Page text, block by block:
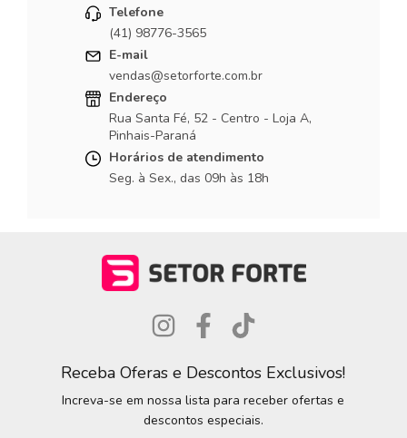
Telefone
(41) 98776-3565
E-mail
vendas@setorforte.com.br
Endereço
Rua Santa Fé, 52 - Centro - Loja A,
Pinhais-Paraná
Horários de atendimento
Seg. à Sex., das 09h às 18h
Receba Oferas e Descontos Exclusivos!
Increva-se em nossa lista para receber ofertas e
descontos especiais.